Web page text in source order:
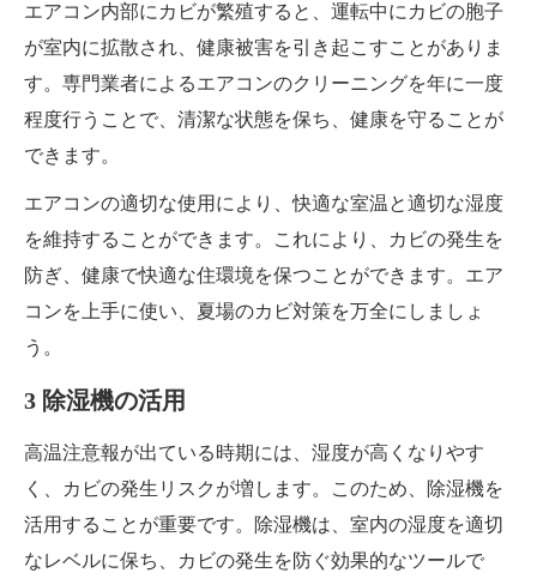
エアコン内部にカビが繁殖すると、運転中にカビの胞子
が室内に拡散され、健康被害を引き起こすことがありま
す。専門業者によるエアコンのクリーニングを年に一度
程度行うことで、清潔な状態を保ち、健康を守ることが
できます。
エアコンの適切な使用により、快適な室温と適切な湿度
を維持することができます。これにより、カビの発生を
防ぎ、健康で快適な住環境を保つことができます。エア
コンを上手に使い、夏場のカビ対策を万全にしましょ
う。
3 除湿機の活用
高温注意報が出ている時期には、湿度が高くなりやす
く、カビの発生リスクが増します。このため、除湿機を
活用することが重要です。除湿機は、室内の湿度を適切
なレベルに保ち、カビの発生を防ぐ効果的なツールで